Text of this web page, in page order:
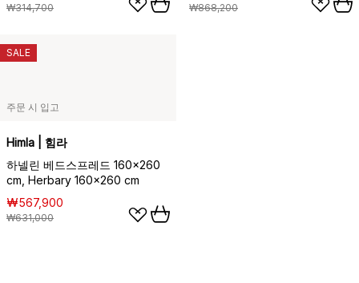
₩314,700 ₩868,200
주문 시 입고
Himla | 힘라
하넬린 베드스프레드 160x260
cm, Herbary 160x260 cm
₩567,900
₩631,000
SALE